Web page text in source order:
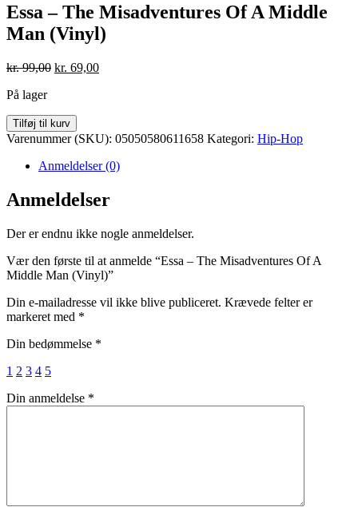
Essa – The Misadventures Of A Middle
Man (Vinyl)
kr.99,00 kr. 69,00
På lager
Essa
-
Misadventures
A
Middle
(Vinyl)
Tilføj til kurv
Varenummer (SKU): 05050580611658 Kategori: Hip-Hop
Anmeldelser (0)
Anmeldelser
Der er endnu ikke nogle anmeldelser.
Vær den første til at anmelde “Essa – The Misadventures Of A
Middle Man (Vinyl)”
Din e-mailadresse vil ikke blive publiceret. Krævede felter er
markeret med *
Din bedømmelse *
1 2 3 4 5
Din anmeldelse *